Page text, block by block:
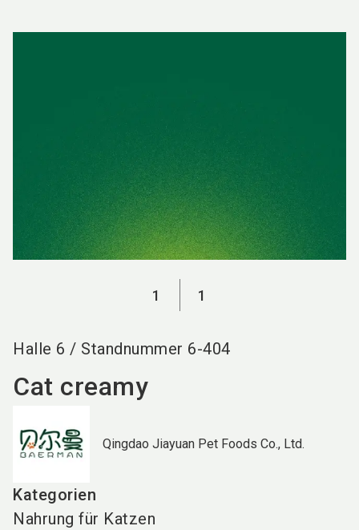
1 1
Halle 6 / Standnummer 6-404
Cat creamy
Qingdao Jiayuan Pet Foods Co., Ltd.
Kategorien
Nahrung für Katzen